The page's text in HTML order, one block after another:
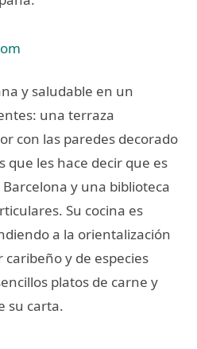
y saludable en un
una terraza
con las paredes decorado
que les hace decir que es
y una biblioteca
Su cocina es
a la orientalización
y de especies
platos de carne y
su carta.